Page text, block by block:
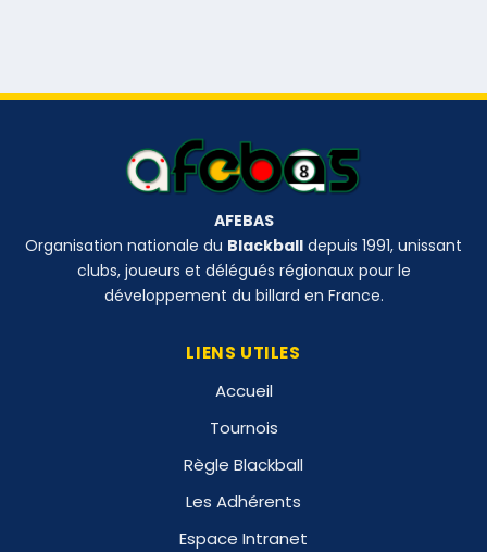
AFEBAS
Organisation nationale du Blackball depuis 1991, unissant
clubs, joueurs et délégués régionaux pour le
développement du billard en France.
LIENS UTILES
Accueil
Tournois
Règle Blackball
Les Adhérents
Espace Intranet